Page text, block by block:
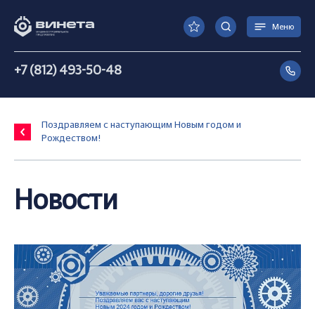
Меню
+7 (812) 493-50-48
Поздравляем с наступающим Новым годом и
Рождеством!
Новости